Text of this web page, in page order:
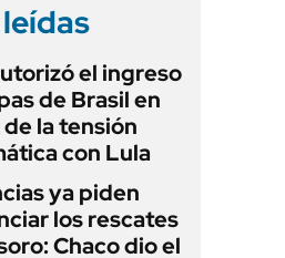
el ingreso
de Brasil en
la tensión
con Lula
ya piden
los rescates
Chaco dio el